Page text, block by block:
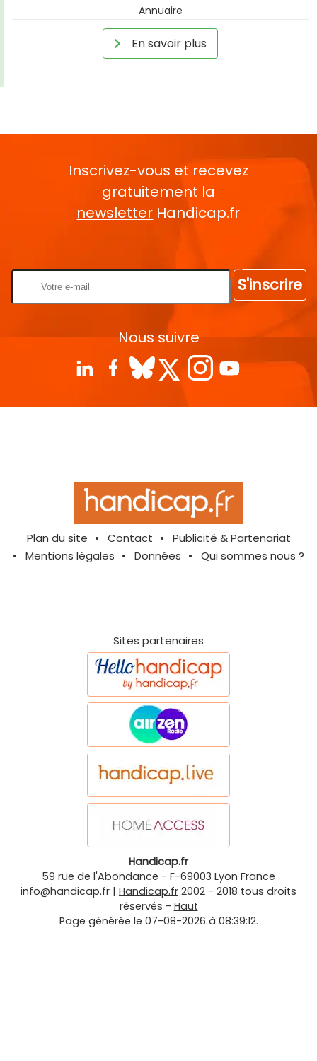
Annuaire
En savoir plus
Inscrivez-vous et recevez
gratuitement la
newsletter Handicap.fr
S'inscrire
Nous suivre
Plan du site Contact
Publicité & Partenariat
Mentions légales
Données Qui sommes nous ?
Sites partenaires
Handicap.fr
59 rue de l'Abondance - F-69003 Lyon France
info@handicap.fr | Handicap.fr 2002 - 2018 tous droits
réservés - Haut
Page générée le 07-08-2026 à 08:39:12.